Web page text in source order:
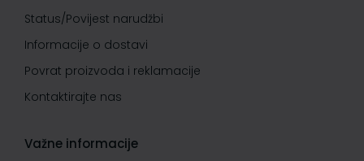
Status/Povijest narudžbi
Informacije o dostavi
Povrat proizvoda i reklamacije
Kontaktirajte nas
Važne informacije